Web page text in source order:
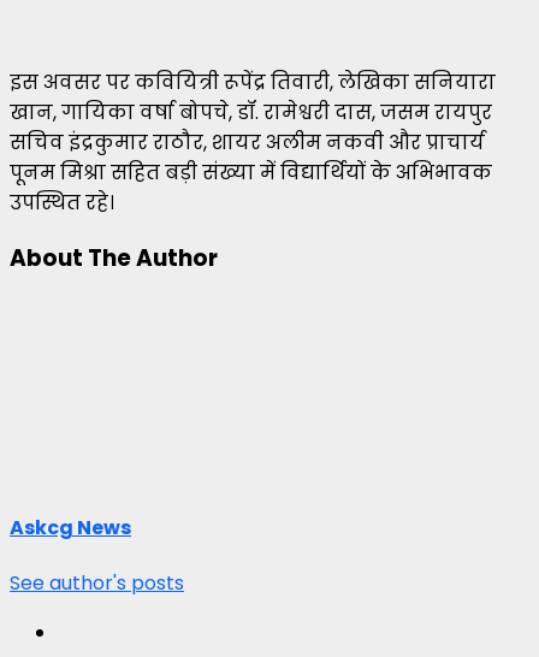
इस अवसर पर कवियित्री रूपेंद्र तिवारी, लेखिका सनियारा
खान, गायिका वर्षा बोपचे, डॉ. रामेश्वरी दास, जसम रायपुर
सचिव इंद्रकुमार राठौर, शायर अलीम नकवी और प्राचार्य
पूनम मिश्रा सहित बड़ी संख्या में विद्यार्थियों के अभिभावक
उपस्थित रहे।
About The Author
Askcg News
See author's posts